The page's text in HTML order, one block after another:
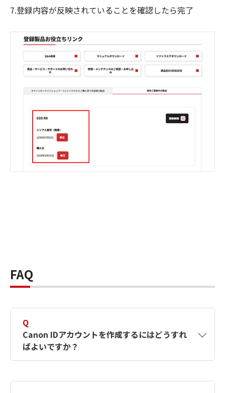
7.登録内容が反映されていることを確認したら完了
FAQ
Q
Canon IDアカウントを作成するにはどうすれ
ばよいですか？